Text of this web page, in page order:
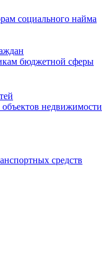
социального найма
бюджетной сферы
недвижимости
средств